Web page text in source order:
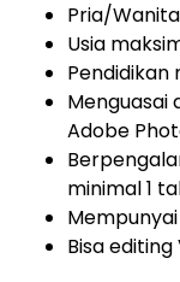
Pria/Wanita
Usia
Pendidikan
Menguasai
Adobe
minimal 1
Bisa